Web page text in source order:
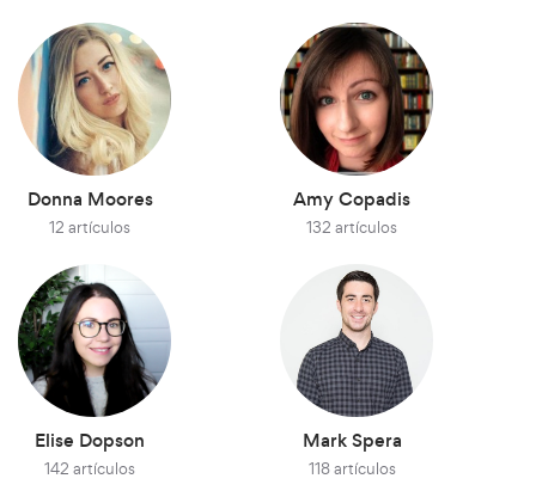
Donna Moores
12 artículos
Amy Copadis
132 artículos
Elise Dopson
142 artículos
Mark Spera
118 artículos